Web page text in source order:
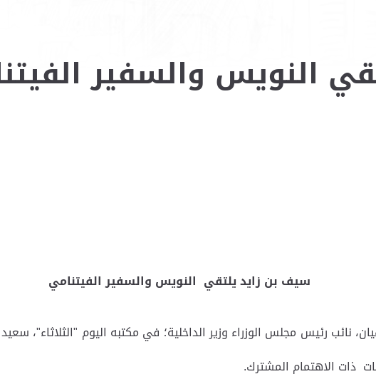
النويس والسفير
سيف بن زايد يلتقي النويس والسفير الفيتنامي
نائب رئيس مجلس الوزراء وزير الداخلية؛ في مكتبه اليوم "الثلاثاء"،
ذات الاهتمام المشترك.